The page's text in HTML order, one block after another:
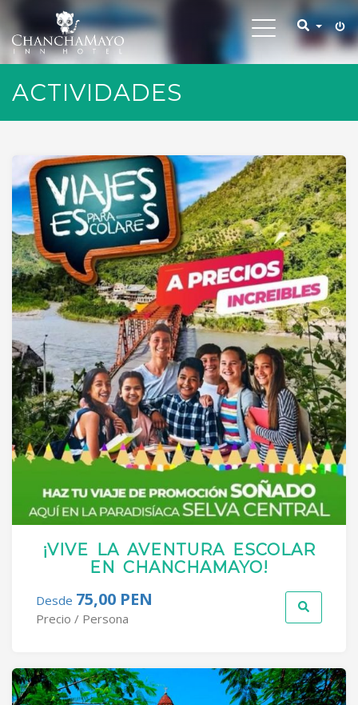
Toggle
navigation
ACTIVIDADES
¡VIVE LA AVENTURA ESCOLAR
EN CHANCHAMAYO!
Desde 75,00 PEN
Precio / Persona